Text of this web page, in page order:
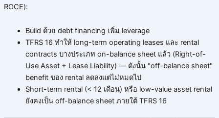
ROCE):
Build ด้วย debt financing เพิ่ม leverage
TFRS 16 ทำให้ long-term operating leases และ rental
contracts บางประเภท on-balance sheet แล้ว (Right-of-
Use Asset + Lease Liability) — ดังนั้น "off-balance sheet"
benefit ของ rental ลดลงแต่ไม่หมดไป
Short-term rental (< 12 เดือน) หรือ low-value asset rental
ยังคงเป็น off-balance sheet ภายใต้ TFRS 16